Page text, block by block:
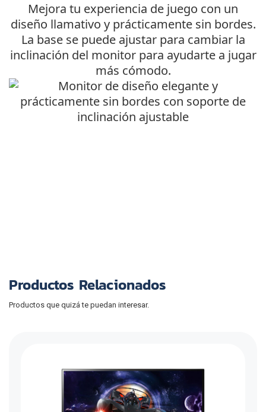
Mejora tu experiencia de juego con un
diseño llamativo y prácticamente sin bordes.
La base se puede ajustar para cambiar la
inclinación del monitor para ayudarte a jugar
más cómodo.
Productos Relacionados
Productos que quizá te puedan interesar.